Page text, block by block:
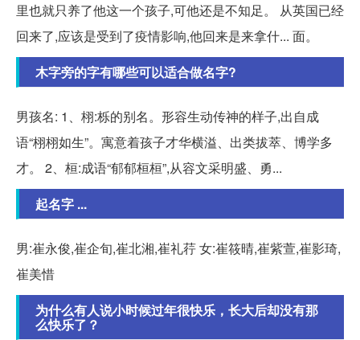
里也就只养了他这一个孩子,可他还是不知足。 从英国已经
回来了,应该是受到了疫情影响,他回来是来拿什... 面。
木字旁的字有哪些可以适合做名字?
男孩名: 1、栩:栎的别名。形容生动传神的样子,出自成
语“栩栩如生”。寓意着孩子才华横溢、出类拔萃、博学多
才。 2、桓:成语“郁郁桓桓”,从容文采明盛、勇...
起名字 ...
男:崔永俊,崔企旬,崔北湘,崔礼荇 女:崔筱晴,崔紫萱,崔影琦,
崔美惜
为什么有人说小时候过年很快乐，长大后却没有那
么快乐了？